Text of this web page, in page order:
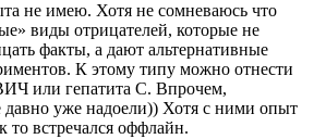
не имею. Хотя не сомневаюсь что
виды отрицателей, которые не
факты, а дают альтернативные
К этому типу можно отнести
или гепатита С. Впрочем,
уже надоели)) Хотя с ними опыт
встречался оффлайн.